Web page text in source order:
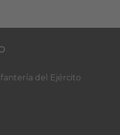
del Ejército